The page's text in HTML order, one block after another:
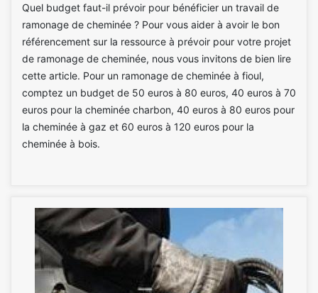
Quel budget faut-il prévoir pour bénéficier un travail de
ramonage de cheminée ? Pour vous aider à avoir le bon
référencement sur la ressource à prévoir pour votre projet
de ramonage de cheminée, nous vous invitons de bien lire
cette article. Pour un ramonage de cheminée à fioul,
comptez un budget de 50 euros à 80 euros, 40 euros à 70
euros pour la cheminée charbon, 40 euros à 80 euros pour
la cheminée à gaz et 60 euros à 120 euros pour la
cheminée à bois.